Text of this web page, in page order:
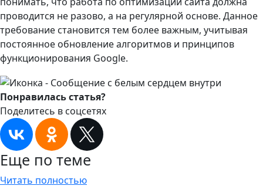
проводится не разово, а на регулярной основе. Данное
требование становится тем более важным, учитывая
постоянное обновление алгоритмов и принципов
функционирования Google.
Понравилась статья?
Поделитесь в соцсетях
Еще по теме
Читать полностью